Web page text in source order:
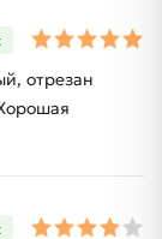
отрезан